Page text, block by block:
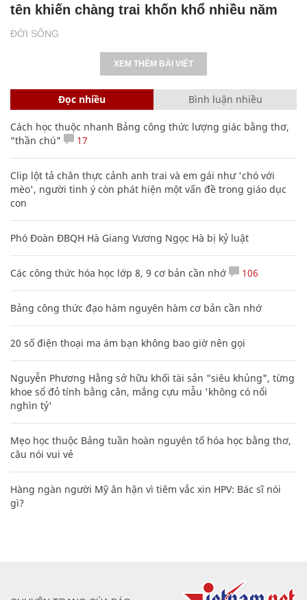
ĐỜI SỐNG
tên khiến chàng trai khốn khổ nhiều năm
XEM THÊM BÀI VIẾT
Đọc nhiều Bình luận nhiều
Cách học thuộc nhanh Bảng công thức lượng giác bằng thơ,
"thần chú"
17
Clip lột tả chân thực cảnh anh trai và em gái như 'chó với
mèo', người tinh ý còn phát hiện một vấn đề trong giáo dục
con
Phó Đoàn ĐBQH Hà Giang Vương Ngọc Hà bị kỷ luật
Các công thức hóa học lớp 8, 9 cơ bản cần nhớ 106
Bảng công thức đạo hàm nguyên hàm cơ bản cần nhớ
20 số điện thoại ma ám bạn không bao giờ nên gọi
Nguyễn Phương Hằng sở hữu khối tài sản "siêu khủng", từng
khoe sổ đỏ tính bằng cân, mắng cựu mẫu 'không có nổi
nghìn tỷ'
Mẹo học thuộc Bảng tuần hoàn nguyên tố hóa học bằng thơ,
câu nói vui vẻ
Hàng ngàn người Mỹ ân hận vì tiêm vắc xin HPV: Bác sĩ nói
gì?